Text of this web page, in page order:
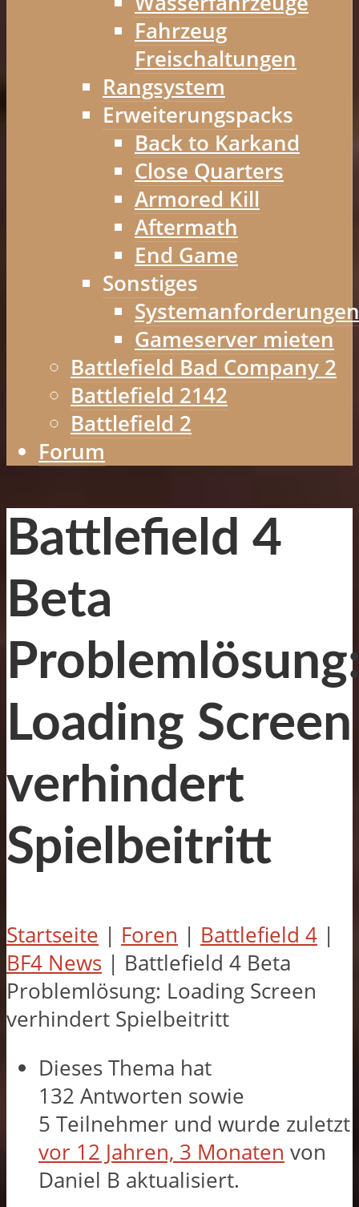
Fahrzeug
Freischaltungen
Rangsystem
Erweiterungspacks
Back to Karkand
Close Quarters
Armored Kill
Aftermath
End Game
Sonstiges
Systemanforderungen
Gameserver mieten
Battlefield Bad Company 2
Battlefield 2142
Battlefield 2
Forum
Battlefield 4
Beta
Loading Screen
verhindert
Spielbeitritt
Startseite | Foren | Battlefield 4 |
BF4 News | Battlefield 4 Beta
Problemlösung: Loading Screen
verhindert Spielbeitritt
Dieses Thema hat
132 Antworten sowie
5 Teilnehmer und wurde zuletzt
vor 12 Jahren, 3 Monaten von
Daniel B aktualisiert.